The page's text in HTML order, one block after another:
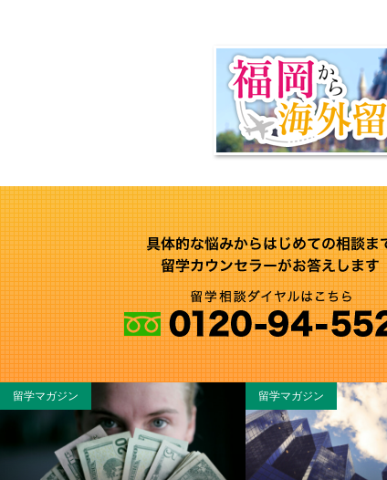
留学マガジン 留学マガジン